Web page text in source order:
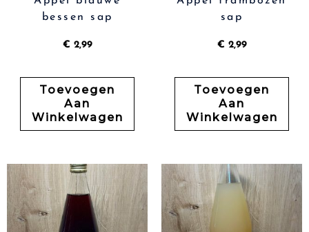
bessen sap
€ 2,99
Toevoegen
Aan
Winkelwagen
sap
€ 2,99
Toevoegen
Aan
Winkelwagen